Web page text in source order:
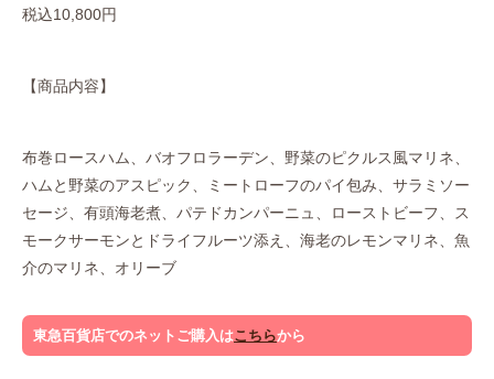
税込10,800円
【商品内容】
布巻ロースハム、バオフロラーデン、野菜のピクルス風マリネ、
ハムと野菜のアスピック、ミートローフのパイ包み、サラミソー
セージ、有頭海老煮、パテドカンパーニュ、ローストビーフ、ス
モークサーモンとドライフルーツ添え、海老のレモンマリネ、魚
介のマリネ、オリーブ
東急百貨店でのネットご購入はこちらから